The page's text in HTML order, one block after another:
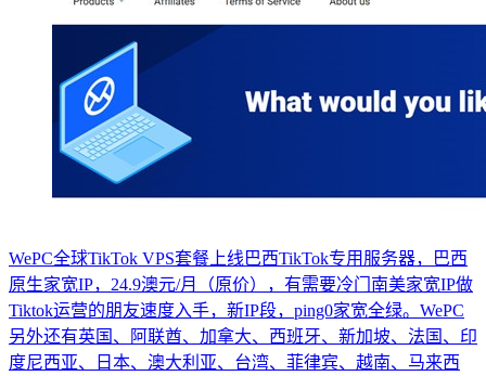
WePC全球TikTok VPS套餐上线巴西TikTok专用服务器，巴西
原生家宽IP，24.9澳元/月（原价），有需要冷门南美家宽IP做
Tiktok运营的朋友速度入手，新IP段，ping0家宽全绿。WePC
另外还有英国、阿联酋、加拿大、西班牙、新加坡、法国、印
度尼西亚、日本、澳大利亚、台湾、菲律宾、越南、马来西